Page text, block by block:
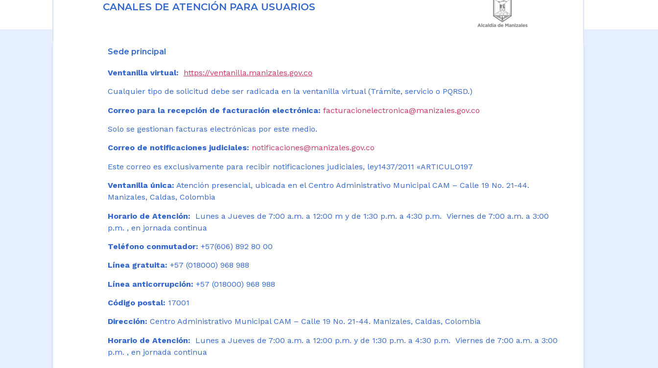
CANALES DE ATENCIÓN PARA USUARIOS
Sede principal
Ventanilla virtual: https://ventanilla.manizales.gov.co
Cualquier tipo de solicitud debe ser radicada en la ventanilla virtual (Trámite, servicio o PQRSD.)
Correo para la recepción de facturación electrónica: facturacionelectronica@manizales.gov.co
Solo se gestionan facturas electrónicas por este medio.
Correo de notificaciones judiciales: notificaciones@manizales.gov.co
Este correo es exclusivamente para recibir notificaciones judiciales, ley1437/2011 «ARTICULO197
Ventanilla única: Atención presencial, ubicada en el Centro Administrativo Municipal CAM – Calle 19 No. 21-44.
Manizales, Caldas, Colombia
Horario de Atención:
Lunes a Jueves de 7:00 a.m. a 12:00 m y de 1:30 p.m. a 4:30 p.m. Viernes de 7:00 a.m. a 3:00
p.m. , en jornada continua
Teléfono conmutador: +57(606) 892 80 00
Línea gratuita: +57 (018000) 968 988
Línea anticorrupción: +57 (018000) 968 988
Código postal: 17001
Dirección: Centro Administrativo Municipal CAM – Calle 19 No. 21-44. Manizales, Caldas, Colombia
Horario de Atención: Lunes a Jueves de 7:00 a.m. a 12:00 p.m. y de 1:30 p.m. a 4:30 p.m. Viernes de 7:00 a.m. a 3:00
p.m. , en jornada continua